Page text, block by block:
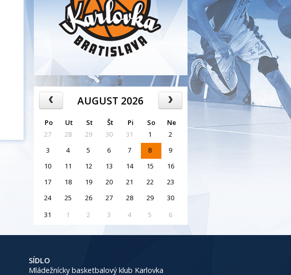
AUGUST 2026
Po Ut St Št Pi So
Ne
27
28 29 30 31 1
2
3
4 5 6 7 8
9
10
11 12 13 14 15
16
17
18 19 20 21 22
23
24
25 26 27 28 29
30
31
1 2 3 4 5 6
SÍDLO
Mládežnícky basketbalový klub Karlovka